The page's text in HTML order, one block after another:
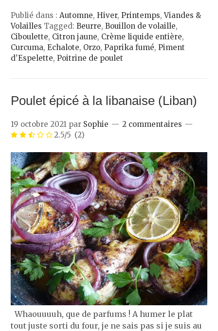
Publié dans :Automne,Hiver,Printemps,Viandes &
Volailles Tagged:Beurre,Bouillon de volaille,
Ciboulette, Citron jaune, Crème liquide entière,
Curcuma,Echalote, Orzo,Paprika fumé,Piment
d'Espelette,Poitrine de poulet
Poulet épicé à la libanaise (Liban)
19 octobre 2021 par Sophie
2 commentaires
2.5/5 (2)
Whaouuuuh, que de parfums ! A humer le plat
tout juste sorti du four, je ne sais pas si je suis au